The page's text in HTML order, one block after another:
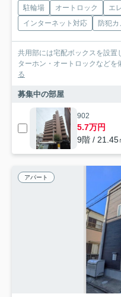
駐輪場 オートロック エ
インターネット対応
防犯カ
共用部には宅配ボックスを設置
ターホン・オートロックなどを
る
募集中の部屋
902
5.7万円
9階 / 21.45
アパート